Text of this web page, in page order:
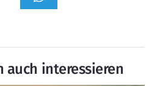
auch interessieren